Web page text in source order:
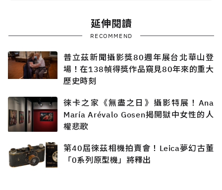
延伸閱讀
RECOMMEND
普立茲新聞攝影獎80週年展台北華山登
場！在138幀得獎作品窺見80年來的重大
歷史時刻
徠卡之家《無盡之日》攝影特展！Ana
María Arévalo Gosen揭開獄中女性的人
權悲歌
第40屆徠茲相機拍賣會！Leica夢幻古董
「0系列原型機」將釋出